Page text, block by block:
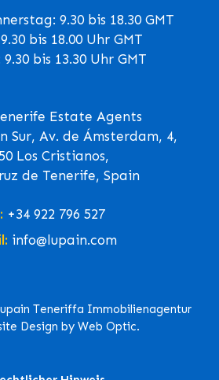
9.30 bis 18.30 GMT
bis 18.00 Uhr GMT
bis 13.30 Uhr GMT
Estate Agents
Sur, Av. de Ámsterdam, 4,
Los Cristianos,
de Tenerife, Spain
+34 922 796 527
info@lupain.com
Teneriffa Immobilienagentur
Design by Web Optic.